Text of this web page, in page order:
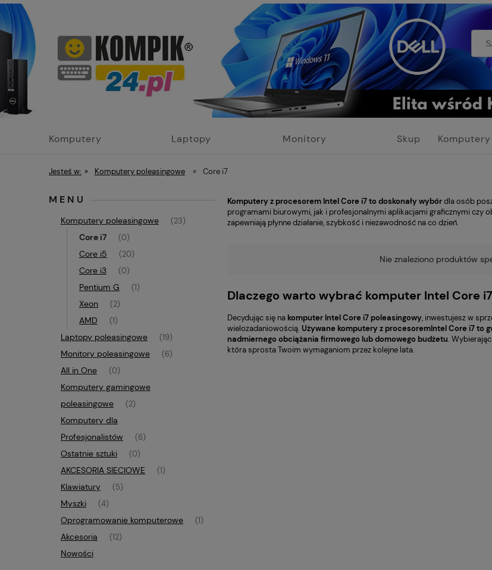
Komputery
Laptopy
Monitory
Skup
Jesteś w: » Komputery poleasingowe » Core i7
MENU
Komputery poleasingowe (23)
Core i7 (0)
Core i5 (20)
Core i3 (0)
Pentium G (1)
Xeon (2)
AMD (1)
Laptopy poleasingowe (19)
Monitory poleasingowe (6)
All in One (0)
Komputery gamingowe
poleasingowe
(2)
Komputery dla
Profesjonalistów
(6)
Ostatnie sztuki (0)
AKCESORIA SIECIOWE (1)
Klawiatury (5)
Myszki (4)
Oprogramowanie komputerowe (1)
Akcesoria (12)
Nowości
Komputery z procesorem Intel Core i7 to doskonały wybórdla osób
programami biurowymi, jak i profesjonalnymi aplikacjami graficznymi czy
zapewniają płynne działanie, szybkość i niezawodność na co dzień.
Nie znaleziono produktów
Dlaczego warto wybrać komputer Intel Core
Decydując się na komputer Intel Core i7 poleasingowy, inwestujesz w
wielozadaniowością. Używane komputery z procesoremIntel Core i7 to
nadmiernego obciążania firmowego lub domowego budżetu.
która sprosta Twoim wymaganiom przez kolejne lata.